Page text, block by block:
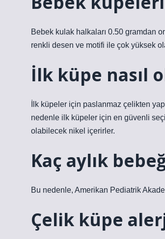
Bebek kulak halkaları 0.50 gramdan
renkli desen ve motifi ile çok yüksek
İlk küpe nasıl
İlk küpeler için paslanmaz çelikten
nedenle ilk küpeler için en güvenli
olabilecek nikel içerirler.
Kaç aylık
Bu nedenle, Amerikan Pediatrik
Çelik küpe